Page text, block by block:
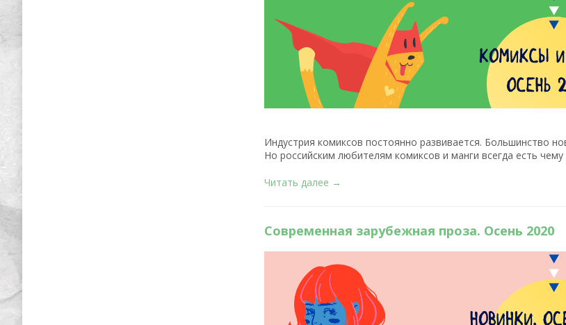
Индустрия комиксов постоянно развивается. Большинство
Но российским любителям комиксов и манги всегда есть чему
Читать далее →
Современная зарубежная проза. Осень 2020